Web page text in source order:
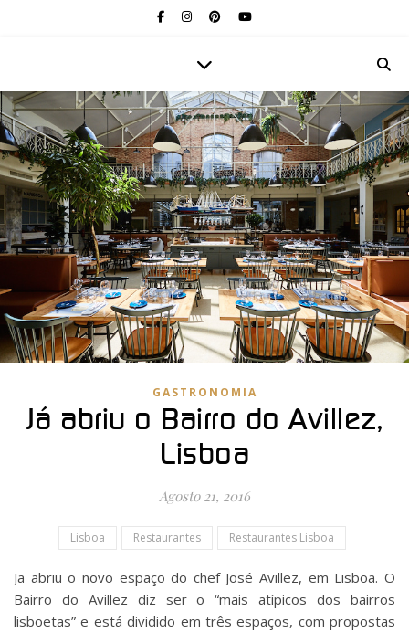
GASTRONOMIA
Já abriu o Bairro do Avillez,
Lisboa
Agosto 21, 2016
Lisboa Restaurantes Restaurantes Lisboa
Ja abriu o novo espaço do chef José Avillez, em Lisboa. O
Bairro do Avillez diz ser o “mais atípicos dos bairros
lisboetas” e está dividido em três espaços, com propostas